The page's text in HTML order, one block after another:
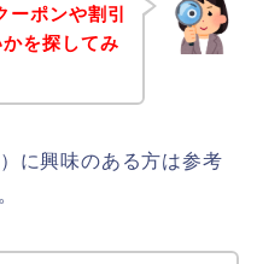
ポンや割引
を探してみ
に興味のある方は参考